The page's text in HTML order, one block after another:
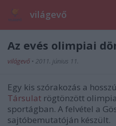
világevő
Az evés olimpiai
világevő • 2011. június 11.
Egy kis szórakozás a
Társulat rögtönzött
sportágban. A felvétel a
sajtóbemutatóján készült.